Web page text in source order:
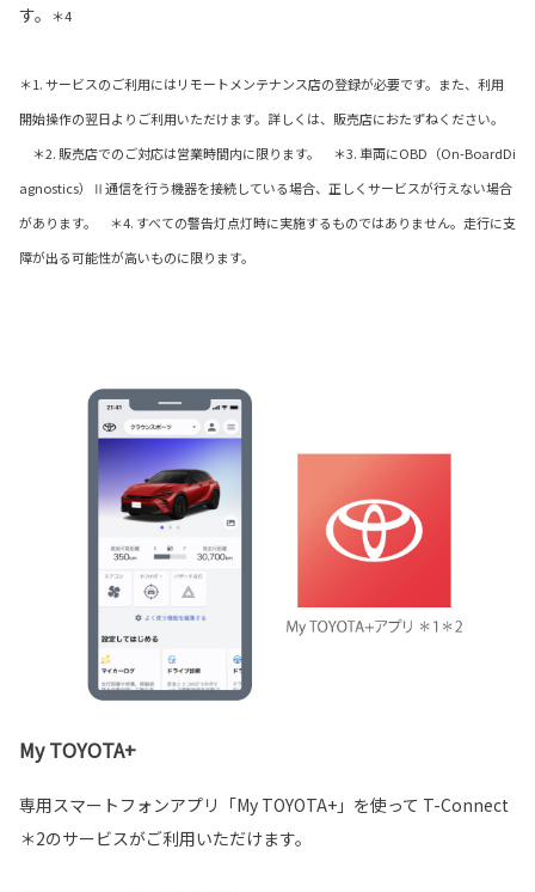
す。
＊4
＊1. サービスのご利用にはリモートメンテナンス店の登録が必要です。また、利用
開始操作の翌日よりご利用いただけます。詳しくは、販売店におたずねください。
＊2. 販売店でのご対応は営業時間内に限ります。 ＊3. 車両にOBD（On-BoardDi
agnostics）Ⅱ通信を行う機器を接続している場合、正しくサービスが行えない場合
があります。 ＊4. すべての警告灯点灯時に実施するものではありません。走行に支
障が出る可能性が高いものに限ります。
My TOYOTA+
専用スマートフォンアプリ「My TOYOTA+」を使って T-Connect
＊2のサービスがご利用いただけます。